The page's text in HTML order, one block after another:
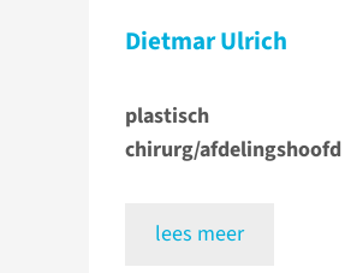
Dietmar Ulrich
plastisch
chirurg/afdelingshoofd
lees meer